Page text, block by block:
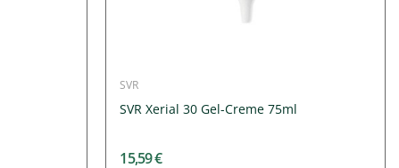
SVR
SVR Xerial 30 Gel-Creme 75ml
15,59 €